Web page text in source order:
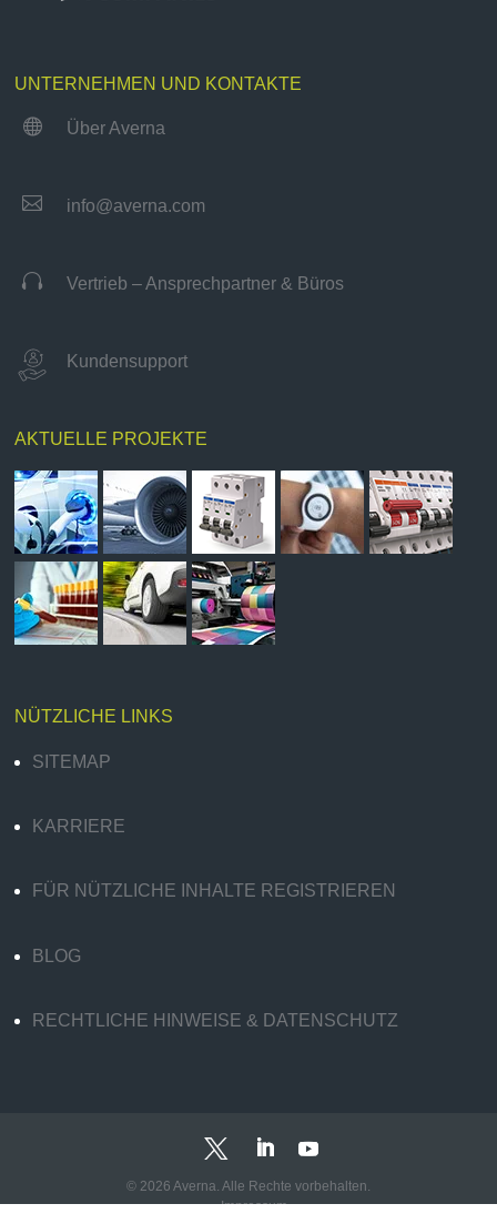
UNTERNEHMEN UND KONTAKTE
 Über Averna
 info@averna.com
 Vertrieb – Ansprechpartner & Büros
Kundensupport
AKTUELLE PROJEKTE
NÜTZLICHE LINKS
SITEMAP
KARRIERE
FÜR NÜTZLICHE INHALTE REGISTRIEREN
BLOG
RECHTLICHE HINWEISE & DATENSCHUTZ
© 2026 Averna. Alle Rechte vorbehalten.
Impressum